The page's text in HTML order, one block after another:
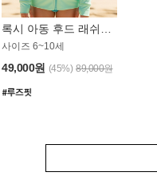
록시 아동 후드 래쉬가드 GT764MRX
사이즈 6~10세
49,000원 (45%) 89,000원